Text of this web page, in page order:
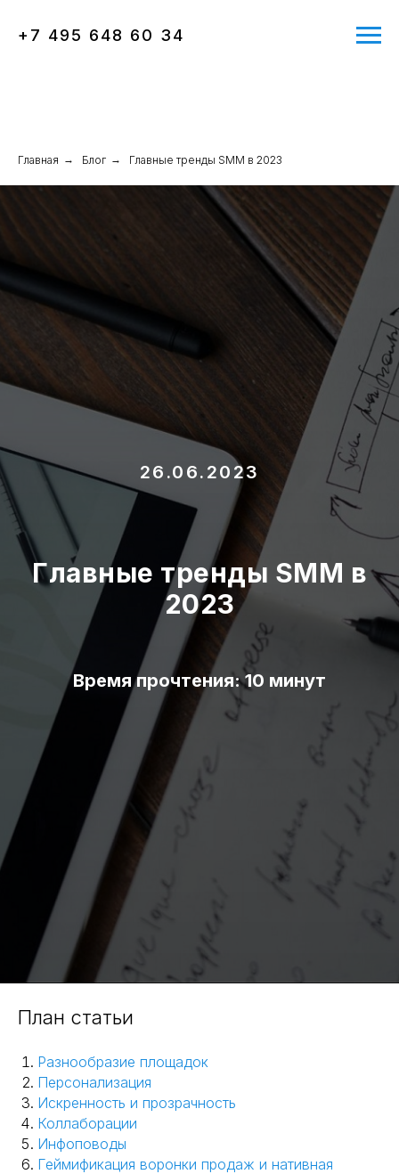
+7 495 648 60 34
Главная → Блог → Главные тренды SMM в 2023
26.06.2023
Главные тренды SMM в
2023
Время прочтения: 10 минут
План статьи
Разнообразие площадок
Персонализация
Искренность и прозрачность
Коллаборации
Инфоповоды
Геймификация воронки продаж и нативная